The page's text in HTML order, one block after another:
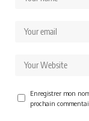
Enregistrer mon
prochain